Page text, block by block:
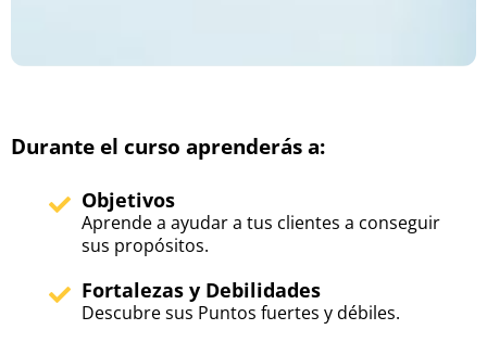
Durante el curso aprenderás a:
Objetivos
Aprende a ayudar a tus clientes a conseguir
sus propósitos.
Fortalezas y Debilidades
Descubre sus Puntos fuertes y débiles.